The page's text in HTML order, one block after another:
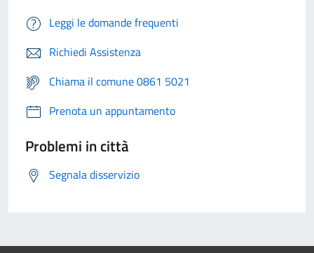
Leggi le domande frequenti
Richiedi Assistenza
Chiama il comune 0861 5021
Prenota un appuntamento
Problemi in città
Segnala disservizio